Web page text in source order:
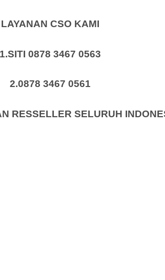
LAYANAN CSO KAMI
1.SITI 0878 3467 0563
2.0878 3467 0561
RESSELLER SELURUH